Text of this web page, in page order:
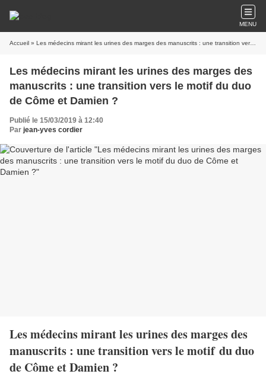
MENU
Accueil » Les médecins mirant les urines des marges des manuscrits : une transition vers le motif du duo de Côme et Damien ?
Les médecins mirant les urines des marges des
manuscrits : une transition vers le motif du duo
de Côme et Damien ?
Publié le 15/03/2019 à 12:40
Par jean-yves cordier
Les médecins mirant les urines des marges des
manuscrits : une transition vers le motif du duo
de Côme et Damien ?